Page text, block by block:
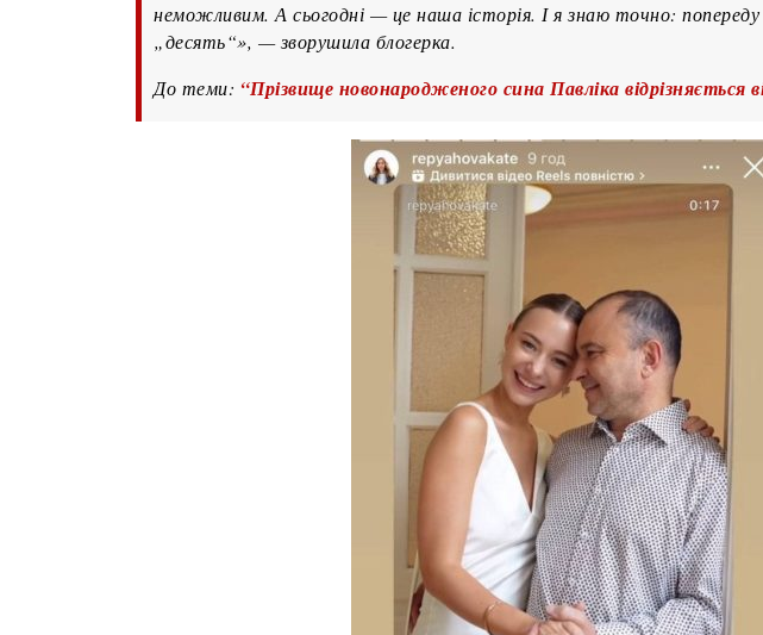
неможливим. А сьогодні — це наша історія. І я знаю точно:
„десять“», — зворушила блогерка.
До теми: “Прізвище новонародженого сина Павліка відрізняється